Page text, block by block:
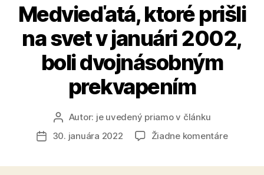
Medvieďatá, ktoré prišli
na svet v januári 2002,
boli dvojnásobným
prekvapením
Autor
článku
Autor: je uvedený priamo v článku
Dátum30. januára 2022 Žiadne komentárena